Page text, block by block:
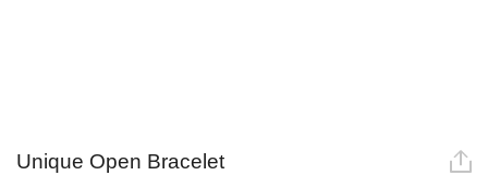
Unique Open Bracelet